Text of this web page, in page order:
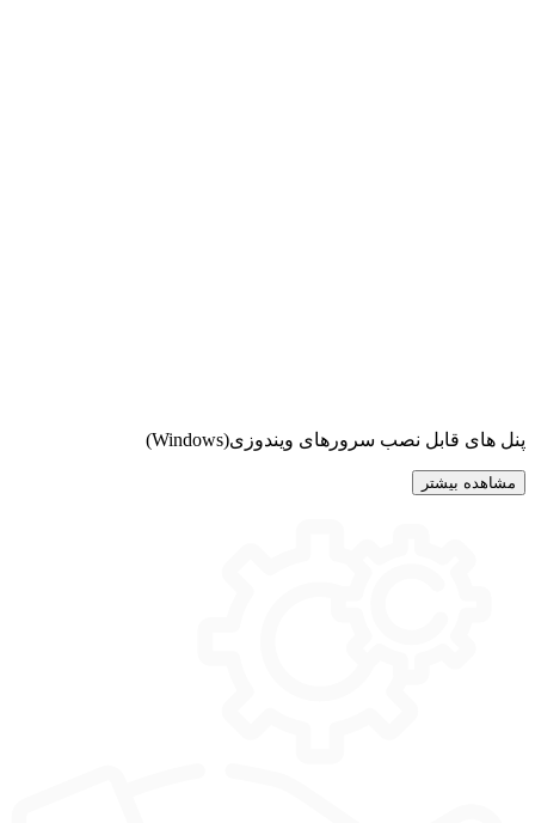
پنل های قابل نصب سرورهای ویندوزی(Windows)
مشاهده بیشتر